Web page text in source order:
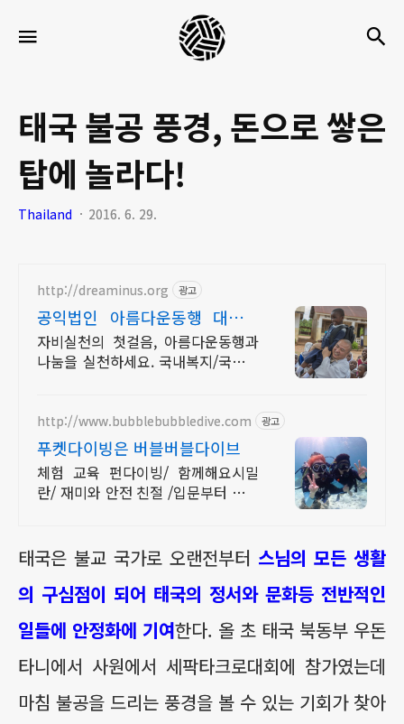
세
팍
크
로
태국 불공 풍경, 돈으로 쌓은
탑에 놀라다!
Thailand 2016. 6. 29.
http://dreaminus.org 광고
공익법인 아름다운동행 대한불
교조계종 설립 모금기관
자비실천의 첫걸음, 아름다운동행과
나눔을 실천하세요. 국내복지/국제개
http://www.bubblebubbledive.com 광고
푸켓다이빙은 버블버블다이브
체험 교육 펀다이빙/ 함께해요시밀
란/ 재미와 안전 친절 /입문부터 강사
럭셔리보트로 더편하게
태국은 불교 국가로 오랜전부터 스님의 모든 생활
의 구심점이 되어 태국의 정서와 문화등 전반적인
일들에 안정화에 기여한다. 올 초 태국 북동부 우돈
타니에서 사원에서 세팍타크로대회에 참가였는데
마침 불공을 드리는 풍경을 볼 수 있는 기회가 찾아